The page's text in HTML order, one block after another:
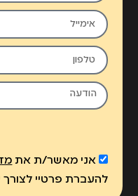
אני מאשר/ת את
להעברת פרטיי לצורך